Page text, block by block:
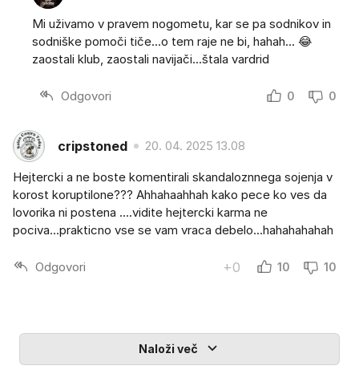
Mi uživamo v pravem nogometu, kar se pa sodnikov in
sodniške pomoči tiče...o tem raje ne bi, hahah... 😂
zaostali klub, zaostali navijači...štala vardrid
Odgovori 0 0
cripstoned 20. 04. 2025 13.08
Hejtercki a ne boste komentirali skandaloznnega sojenja v
korost koruptilone??? Ahhahaahhah kako pece ko ves da
lovorika ni postena ....vidite hejtercki karma ne
pociva...prakticno vse se vam vraca debelo...hahahahahah
Odgovori +0 10 10
Naloži več